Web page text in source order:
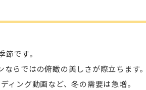
です。
ならではの俯瞰の美しさが際立ちます
ィング動画など、冬の需要は急増。